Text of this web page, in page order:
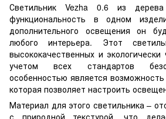
Светильник Vezha 0.6 из
функциональность в одном
дополнительного освещения он
любого интерьера. Этот
высококачественных и
учетом всех стандартов
особенностью является возможность
которая позволяет настроить
Материал для этого светильника –
с природной текстурой, что